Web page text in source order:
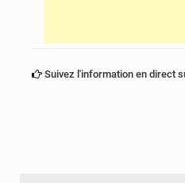
Suivez l'information en direct